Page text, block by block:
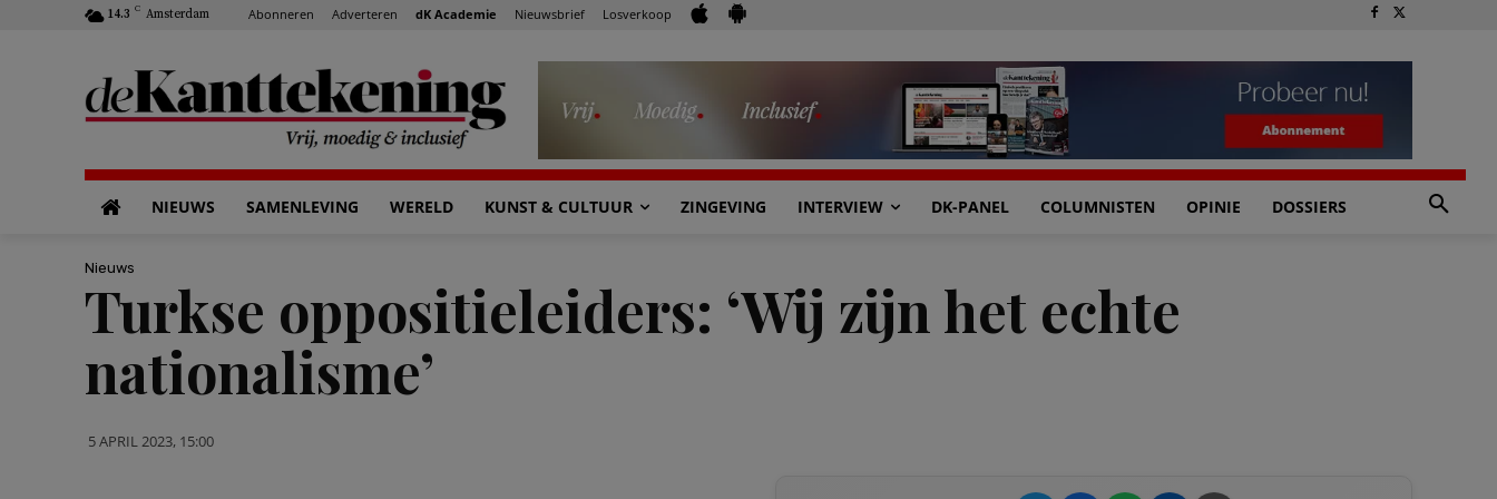
14.3 C Amsterdam Abonneren Adverteren dK Academie Nieuwsbrief Losverkoop
NIEUWS SAMENLEVING WERELD KUNST & CULTUUR ZINGEVING INTERVIEW DK-PANEL COLUMNISTEN OPINIE DOSSIERS
Nieuws
Turkse oppositieleiders: ‘Wij zijn het echte
nationalisme’
5 APRIL 2023, 15:00